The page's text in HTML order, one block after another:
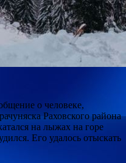
о человеке,
Раховского района
на лыжах на горе
Его удалось отыскать